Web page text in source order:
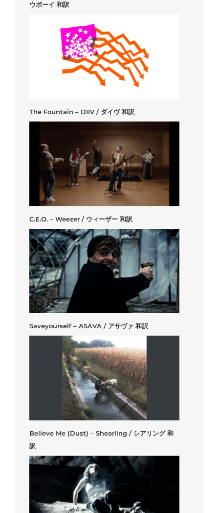
ウボーイ 和訳
The Fountain – DIIV / ダイヴ 和訳
C.E.O. – Weezer / ウィーザー 和訳
Saveyourself – ASAVA / アサヴァ 和訳
Believe Me (Dust) – Shearling / シアリング 和
訳